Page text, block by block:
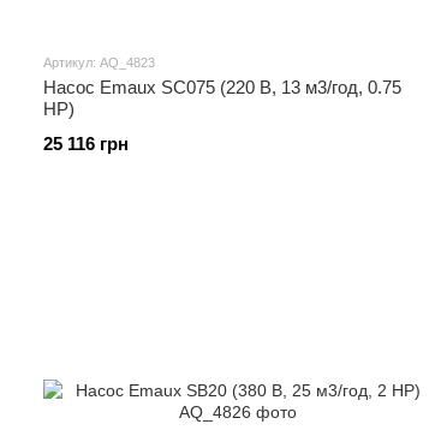
Артикул: AQ_4823
Насос Emaux SC075 (220 В, 13 м3/год, 0.75
HP)
25 116 грн